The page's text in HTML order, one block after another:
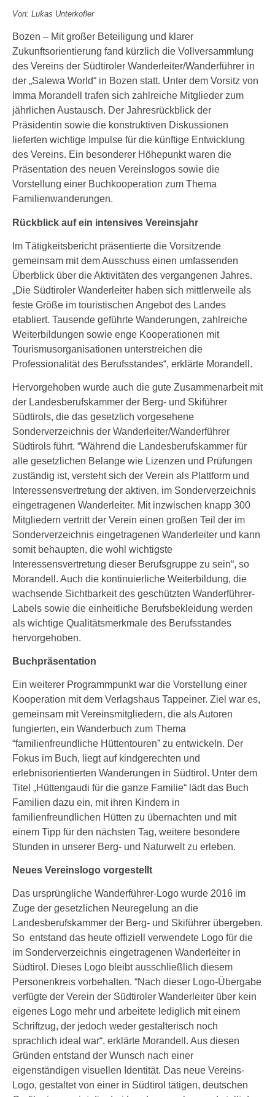
Von: Lukas Unterkofler
Bozen – Mit großer Beteiligung und klarer
Zukunftsorientierung fand kürzlich die Vollversammlung
des Vereins der Südtiroler Wanderleiter/Wanderführer in
der „Salewa World“ in Bozen statt. Unter dem Vorsitz von
Imma Morandell trafen sich zahlreiche Mitglieder zum
jährlichen Austausch. Der Jahresrückblick der
Präsidentin sowie die konstruktiven Diskussionen
lieferten wichtige Impulse für die künftige Entwicklung
des Vereins. Ein besonderer Höhepunkt waren die
Präsentation des neuen Vereinslogos sowie die
Vorstellung einer Buchkooperation zum Thema
Familienwanderungen.
Rückblick auf ein intensives Vereinsjahr
Im Tätigkeitsbericht präsentierte die Vorsitzende
gemeinsam mit dem Ausschuss einen umfassenden
Überblick über die Aktivitäten des vergangenen Jahres.
„Die Südtiroler Wanderleiter haben sich mittlerweile als
feste Größe im touristischen Angebot des Landes
etabliert. Tausende geführte Wanderungen, zahlreiche
Weiterbildungen sowie enge Kooperationen mit
Tourismusorganisationen unterstreichen die
Professionalität des Berufsstandes“, erklärte Morandell.
Hervorgehoben wurde auch die gute Zusammenarbeit mit
der Landesberufskammer der Berg- und Skiführer
Südtirols, die das gesetzlich vorgesehene
Sonderverzeichnis der Wanderleiter/Wanderführer
Südtirols führt. “Während die Landesberufskammer für
alle gesetzlichen Belange wie Lizenzen und Prüfungen
zuständig ist, versteht sich der Verein als Plattform und
Interessensvertretung der aktiven, im Sonderverzeichnis
eingetragenen Wanderleiter. Mit inzwischen knapp 300
Mitgliedern vertritt der Verein einen großen Teil der im
Sonderverzeichnis eingetragenen Wanderleiter und kann
somit behaupten, die wohl wichtigste
Interessensvertretung dieser Berufsgruppe zu sein“, so
Morandell. Auch die kontinuierliche Weiterbildung, die
wachsende Sichtbarkeit des geschützten Wanderführer-
Labels sowie die einheitliche Berufsbekleidung werden
als wichtige Qualitätsmerkmale des Berufsstandes
hervorgehoben.
Buchpräsentation
Ein weiterer Programmpunkt war die Vorstellung einer
Kooperation mit dem Verlagshaus Tappeiner. Ziel war es,
gemeinsam mit Vereinsmitgliedern, die als Autoren
fungierten, ein Wanderbuch zum Thema
“familienfreundliche Hüttentouren” zu entwickeln. Der
Fokus im Buch, liegt auf kindgerechten und
erlebnisorientierten Wanderungen in Südtirol. Unter dem
Titel „Hüttengaudi für die ganze Familie“ lädt das Buch
Familien dazu ein, mit ihren Kindern in
familienfreundlichen Hütten zu übernachten und mit
einem Tipp für den nächsten Tag, weitere besondere
Stunden in unserer Berg- und Naturwelt zu erleben.
Neues Vereinslogo vorgestellt
Das ursprüngliche Wanderführer-Logo wurde 2016 im
Zuge der gesetzlichen Neuregelung an die
Landesberufskammer der Berg- und Skiführer übergeben.
So entstand das heute offiziell verwendete Logo für die
im Sonderverzeichnis eingetragenen Wanderleiter in
Südtirol. Dieses Logo bleibt ausschließlich diesem
Personenkreis vorbehalten. “Nach dieser Logo-Übergabe
verfügte der Verein der Südtiroler Wanderleiter über kein
eigenes Logo mehr und arbeitete lediglich mit einem
Schriftzug, der jedoch weder gestalterisch noch
sprachlich ideal war“, erklärte Morandell. Aus diesen
Gründen entstand der Wunsch nach einer
eigenständigen visuellen Identität. Das neue Vereins-
Logo, gestaltet von einer in Südtirol tätigen, deutschen